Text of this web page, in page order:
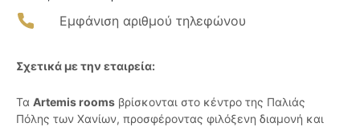
Εμφάνιση αριθμού τηλεφώνου
Σχετικά με την εταιρεία:
Τα Artemis rooms βρίσκονται στο κέντρο της Παλιάς
Πόλης των Χανίων, προσφέροντας φιλόξενη διαμονή και